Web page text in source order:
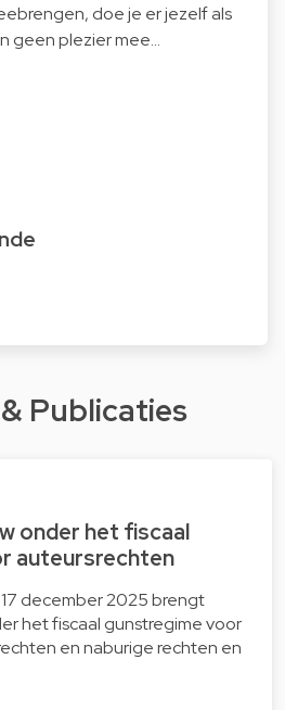
doe je er jezelf als
geen plezier mee…
Publicaties
onder het fiscaal
auteursrechten
december 2025 brengt
het fiscaal gunstregime voor
en naburige rechten en